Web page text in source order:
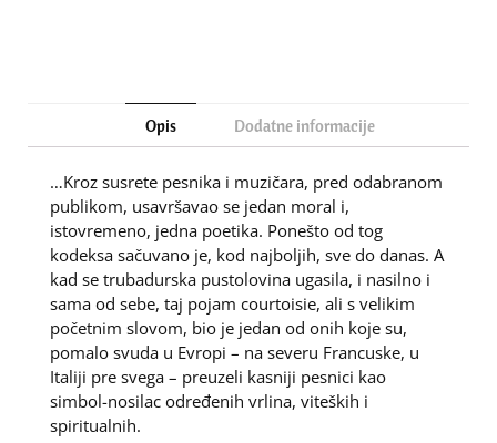
Opis Dodatne informacije
…Kroz susrete pesnika i muzičara, pred odabranom
publikom, usavršavao se jedan moral i,
istovremeno, jedna poetika. Ponešto od tog
kodeksa sačuvano je, kod najboljih, sve do danas. A
kad se trubadurska pustolovina ugasila, i nasilno i
sama od sebe, taj pojam courtoisie, ali s velikim
početnim slovom, bio je jedan od onih koje su,
pomalo svuda u Evropi – na severu Francuske, u
Italiji pre svega – preuzeli kasniji pesnici kao
simbol-nosilac određenih vrlina, viteških i
spiritualnih.